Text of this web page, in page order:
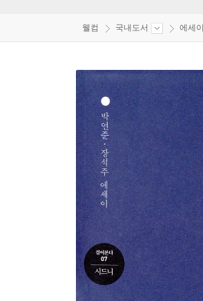
웰컴 국내도서 에세이